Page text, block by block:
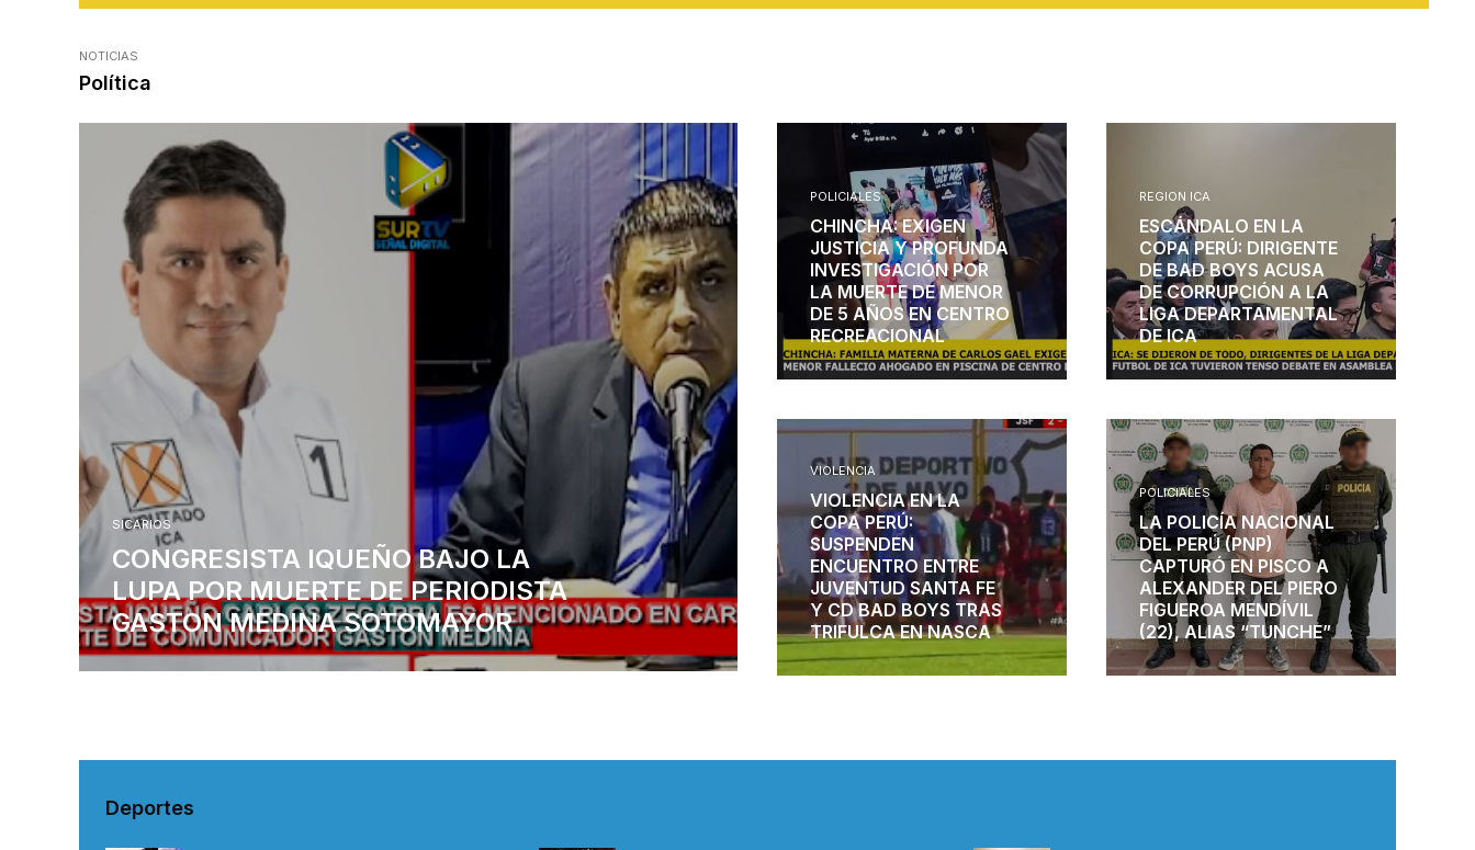
NOTICIAS
Política
SICARIOS
CONGRESISTA IQUEÑO BAJO LA
LUPA POR MUERTE DE PERIODISTA
GASTON MEDINA SOTOMAYOR
POLICIALES
CHINCHA: EXIGEN
JUSTICIA Y PROFUNDA
INVESTIGACIÓN POR
LA MUERTE DE MENOR
DE 5 AÑOS EN CENTRO
RECREACIONAL
REGION ICA
ESCÁNDALO EN LA
COPA PERÚ: DIRIGENTE
DE BAD BOYS ACUSA
DE CORRUPCIÓN A LA
LIGA DEPARTAMENTAL
DE ICA
VIOLENCIA
VIOLENCIA EN LA
COPA PERÚ:
SUSPENDEN
ENCUENTRO ENTRE
JUVENTUD SANTA FE
Y CD BAD BOYS TRAS
TRIFULCA EN NASCA
POLICIALES
LA POLICÍA NACIONAL
DEL PERÚ (PNP)
CAPTURÓ EN PISCO A
ALEXANDER DEL PIERO
FIGUEROA MENDÍVIL
(22), ALIAS “TUNCHE”
Deportes